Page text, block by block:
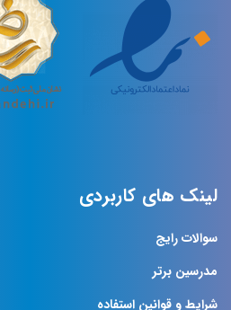
لینک های کاربردی
سوالات رایج
مدرسین برتر
شرایط و قوانین استفاده